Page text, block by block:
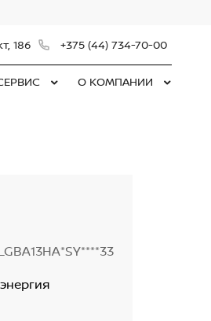
186 +375 (44) 734-70-00
О КОМПАНИИ